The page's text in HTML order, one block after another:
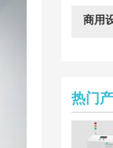
商用
热门